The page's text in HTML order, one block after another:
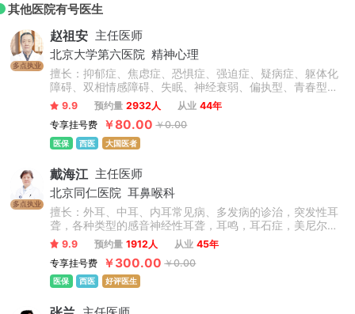
其他医院有号医生
多点执业
赵祖安 主任医师
北京大学第六医院 精神心理
擅长：抑郁症、焦虑症、恐惧症、强迫症、疑病症、躯体化
障碍、双相情感障碍、失眠、神经衰弱、偏执型、青春型、
紧张型、单纯型、未定型及其他型或待分类的精神障碍等精
神疾病。躁狂症、双相情感障碍、精神康复、精神障碍、精
神心理、睡眠障碍科、躁狂症、恐惧症、神经官能症、植物
神经紊乱、头痛头晕、更年期综合征、心理咨询、注意力不
9.9 预约量 2932人 从业 44年
专享挂号费
￥80.00 ￥0.00
医保 西医 大国医者
多点执业
戴海江 主任医师
北京同仁医院 耳鼻喉科
擅长：外耳、中耳、内耳常见病、多发病的诊治，突发性耳
聋，各种类型的感音神经性耳聋，耳鸣，耳石症，美尼尔氏
病等疾病的内外科治疗。先天性外中耳畸形的听力重建和整
形；慢性化脓性中耳炎的外科治疗，咽鼓管的解剖学研究，
义耳的临床和基础研究等。
9.9 预约量 1912人 从业 45年
专享挂号费
￥300.00 ￥0.00
医保 西医 好评医生